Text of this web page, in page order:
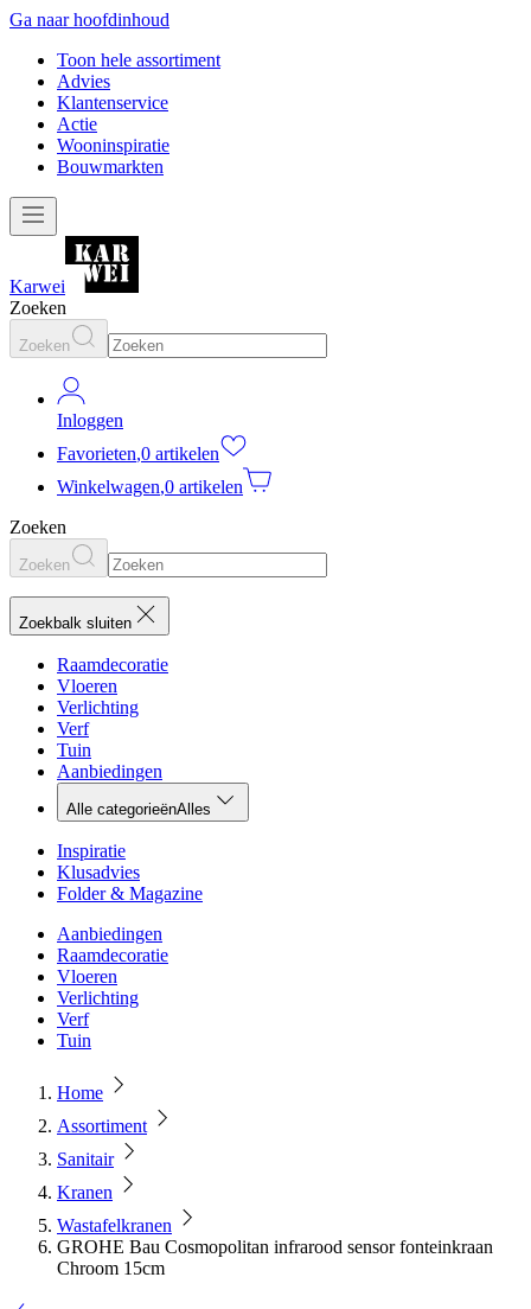
Ga naar hoofdinhoud
Toon hele assortiment
Advies
Klantenservice
Actie
Wooninspiratie
Bouwmarkten
Karwei
Zoeken
Zoeken
Inloggen
Favorieten,0 artikelen
Winkelwagen,0 artikelen
Zoeken
Zoeken
Zoekbalk sluiten
Raamdecoratie
Vloeren
Verlichting
Verf
Tuin
Aanbiedingen
Alle categorieënAlles
Inspiratie
Klusadvies
Folder & Magazine
Aanbiedingen
Raamdecoratie
Vloeren
Verlichting
Verf
Tuin
Home
Assortiment
Sanitair
Kranen
Wastafelkranen
GROHE Bau Cosmopolitan infrarood sensor fonteinkraan
Chroom 15cm